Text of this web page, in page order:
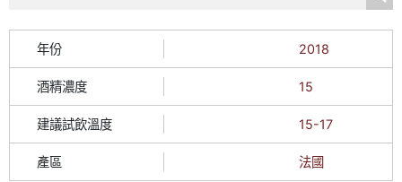
年份 2018
酒精濃度 15
建議試飲溫度 15-17
產區 法國